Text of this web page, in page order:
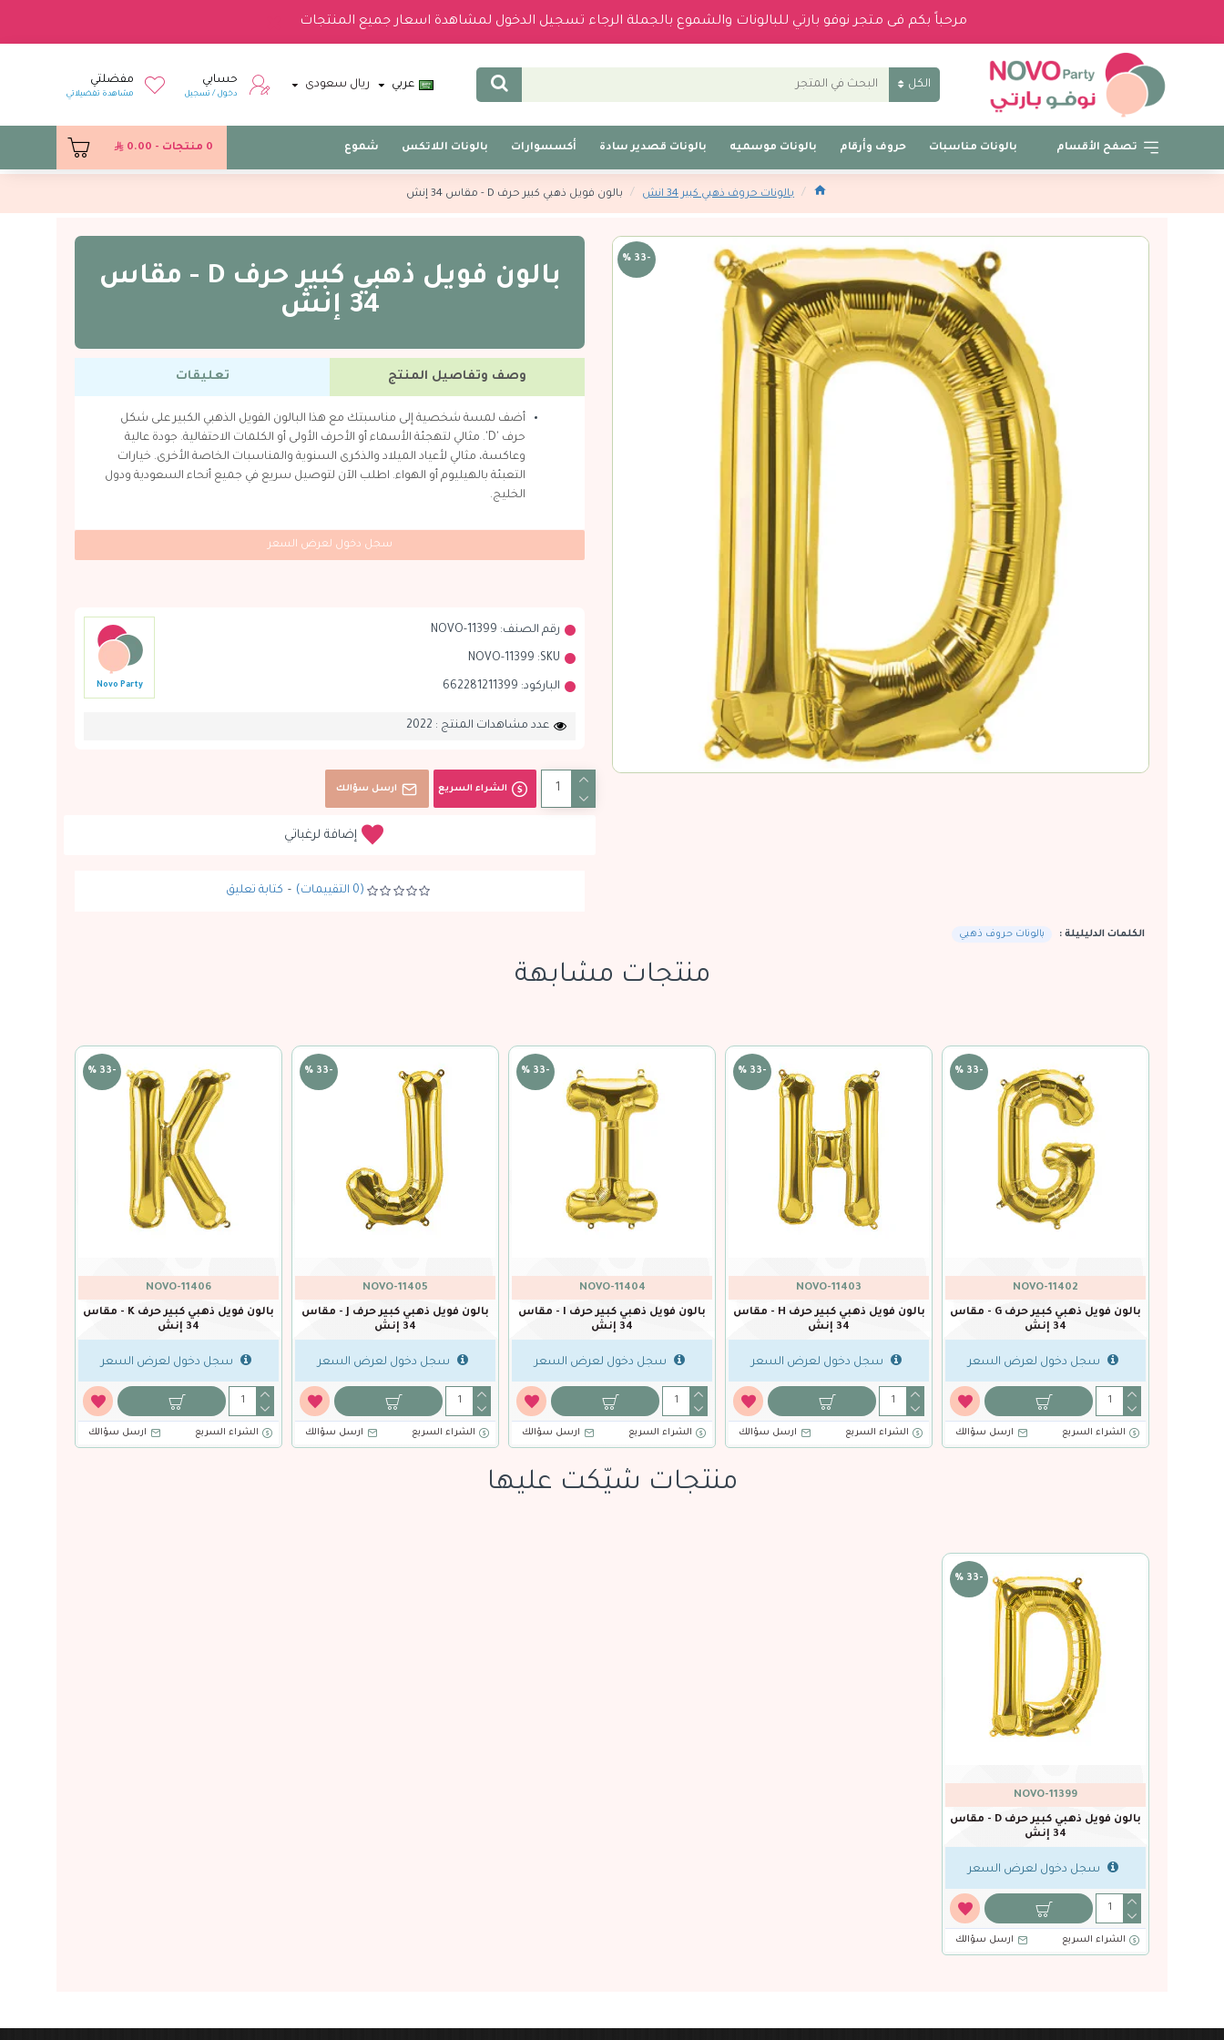
مرحباً بكم فى متجر نوفو بارتي للبالونات والشموع بالجملة الرجاء تسجيل الدخول لمشاهدة اسعار جميع المنتجات
الكل عربي ريال سعودى حسابي
دخول / تسجيل
مفضلتي
مشاهدة تفضيلاتي
تصفح الأقسام بالونات مناسبات حروف وأرقام بالونات موسميه بالونات قصدير سادة أكسسوارات بالونات اللاتكس شموع 0 منتجات - 0.00
بالونات حروف ذهبي كبير 34 انش بالون فويل ذهبي كبير حرف D - مقاس 34 إنش
-33 %
بالون فويل ذهبي كبير حرف D - مقاس
34 إنش
وصف وتفاصيل المنتج تعليقات
أضف لمسة شخصية إلى مناسبتك مع هذا البالون الفويل الذهبي الكبير على شكل
حرف 'D'. مثالي لتهجئة الأسماء أو الأحرف الأولى أو الكلمات الاحتفالية. جودة عالية
وعاكسة، مثالي لأعياد الميلاد والذكرى السنوية والمناسبات الخاصة الأخرى. خيارات
التعبئة بالهيليوم أو الهواء. اطلب الآن لتوصيل سريع في جميع أنحاء السعودية ودول
الخليج.
رقم الصنف: NOVO-11399
SKU:
NOVO-11399
الباركود: 662281211399
Novo Party
عدد مشاهدات المنتج : 2022
(0 التقييمات) - كتابة تعليق
سجل دخول لعرض السعر
الشراء السريع ارسل سؤالك
إضافة لرغباتي
الكلمات الدليليلة : بالونات حروف ذهبي
منتجات مشابهة
-33 %
NOVO-11402
بالون فويل ذهبي كبير حرف G - مقاس
34 إنش
سجل دخول لعرض السعر
الشراء السريع ارسل سؤالك
-33 %
NOVO-11403
بالون فويل ذهبي كبير حرف H - مقاس
34 إنش
سجل دخول لعرض السعر
الشراء السريع ارسل سؤالك
-33 %
NOVO-11404
بالون فويل ذهبي كبير حرف I - مقاس
34 إنش
سجل دخول لعرض السعر
الشراء السريع ارسل سؤالك
-33 %
NOVO-11405
بالون فويل ذهبي كبير حرف J - مقاس
34 إنش
سجل دخول لعرض السعر
الشراء السريع ارسل سؤالك
-33 %
NOVO-11406
بالون فويل ذهبي كبير حرف K - مقاس
34 إنش
سجل دخول لعرض السعر
الشراء السريع ارسل سؤالك
منتجات شيّكت عليها
-33 %
NOVO-11399
بالون فويل ذهبي كبير حرف D - مقاس
34 إنش
سجل دخول لعرض السعر
الشراء السريع ارسل سؤالك